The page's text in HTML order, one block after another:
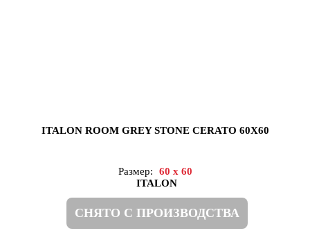
ITALON ROOM GREY STONE CERATO 60X60
Размер:
60 x 60
ITALON
СНЯТО С ПРОИЗВОДСТВА